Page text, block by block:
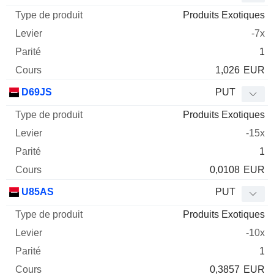
Produits Exotiques
-7x
1
1,026 EUR
D69JS PUT
Produits Exotiques
-15x
1
0,0108 EUR
U85AS PUT
Produits Exotiques
-10x
1
0,3857 EUR